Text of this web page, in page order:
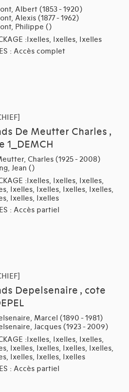
Albert (1853 - 1920)
Alexis (1877 - 1962)
Philippe ()
:Ixelles, Ixelles, Ixelles
: Accès complet
De Meutter Charles ,
1_DEMCH
Charles (1925 - 2008)
Jean ()
:Ixelles, Ixelles, Ixelles,
Ixelles, Ixelles, Ixelles, Ixelles,
Ixelles, Ixelles
: Accès partiel
Depelsenaire , cote
Marcel (1890 - 1981)
Jacques (1923 - 2009)
:Ixelles, Ixelles, Ixelles,
Ixelles, Ixelles, Ixelles, Ixelles,
Ixelles, Ixelles, Ixelles
: Accès partiel